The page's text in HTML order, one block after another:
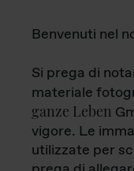
Benvenuti nel
Si prega di
materiale
ganze Leben
vigore. Le
utilizzate per